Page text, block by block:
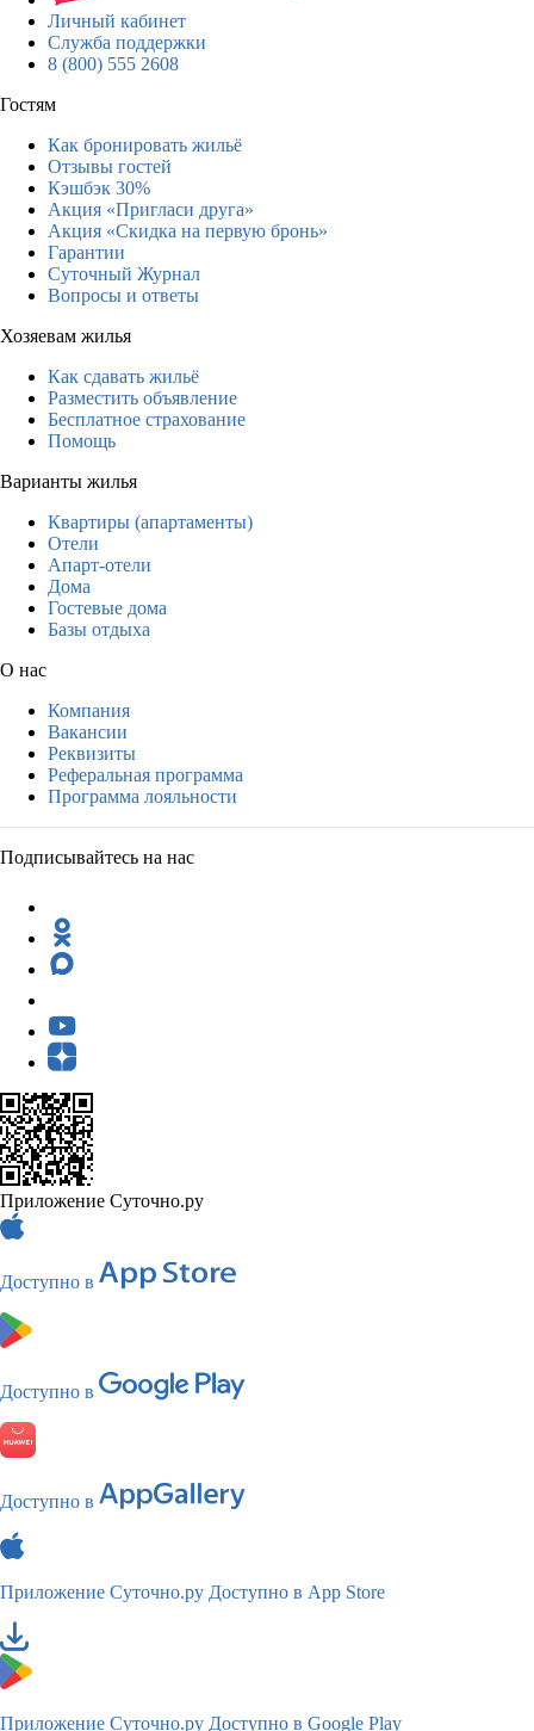
Личный кабинет
Служба поддержки
8 (800) 555 2608
Гостям
Как бронировать жильё
Отзывы гостей
Кэшбэк 30%
Акция «Пригласи друга»
Акция «Скидка на первую бронь»
Гарантии
Суточный Журнал
Вопросы и ответы
Хозяевам жилья
Как сдавать жильё
Разместить объявление
Бесплатное страхование
Помощь
Варианты жилья
Квартиры (апартаменты)
Отели
Апарт-отели
Дома
Гостевые дома
Базы отдыха
О нас
Компания
Вакансии
Реквизиты
Реферальная программа
Программа лояльности
Подписывайтесь на нас
Приложение Суточно.ру
Доступно в
Доступно в
Доступно в
Приложение Суточно.ру Доступно в App Store
Приложение Суточно.ру Доступно в Google Play